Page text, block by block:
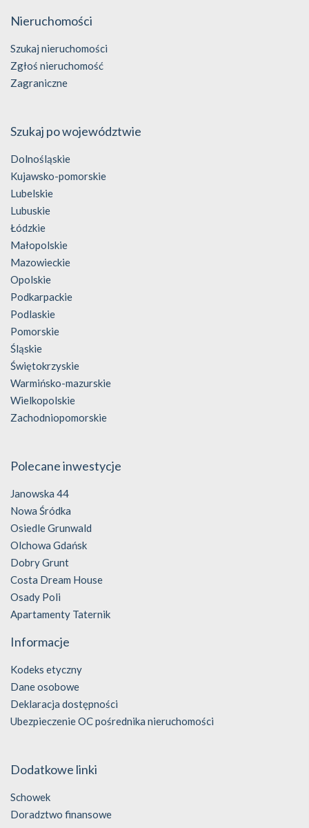
Nieruchomości
Szukaj nieruchomości
Zgłoś nieruchomość
Zagraniczne
Szukaj po województwie
Dolnośląskie
Kujawsko-pomorskie
Lubelskie
Lubuskie
Łódzkie
Małopolskie
Mazowieckie
Opolskie
Podkarpackie
Podlaskie
Pomorskie
Śląskie
Świętokrzyskie
Warmińsko-mazurskie
Wielkopolskie
Zachodniopomorskie
Polecane inwestycje
Janowska 44
Nowa Śródka
Osiedle Grunwald
Olchowa Gdańsk
Dobry Grunt
Costa Dream House
Osady Poli
Apartamenty Taternik
Informacje
Kodeks etyczny
Dane osobowe
Deklaracja dostępności
Ubezpieczenie OC pośrednika nieruchomości
Dodatkowe linki
Schowek
Doradztwo finansowe